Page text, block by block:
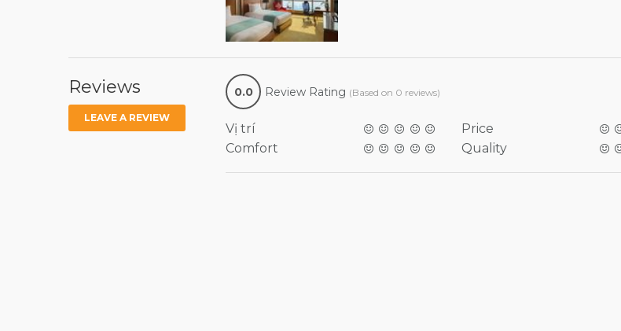
Reviews
LEAVE A REVIEW
0.0 Review Rating (Based on 0 reviews)
Vị trí
Comfort
Price
Quality